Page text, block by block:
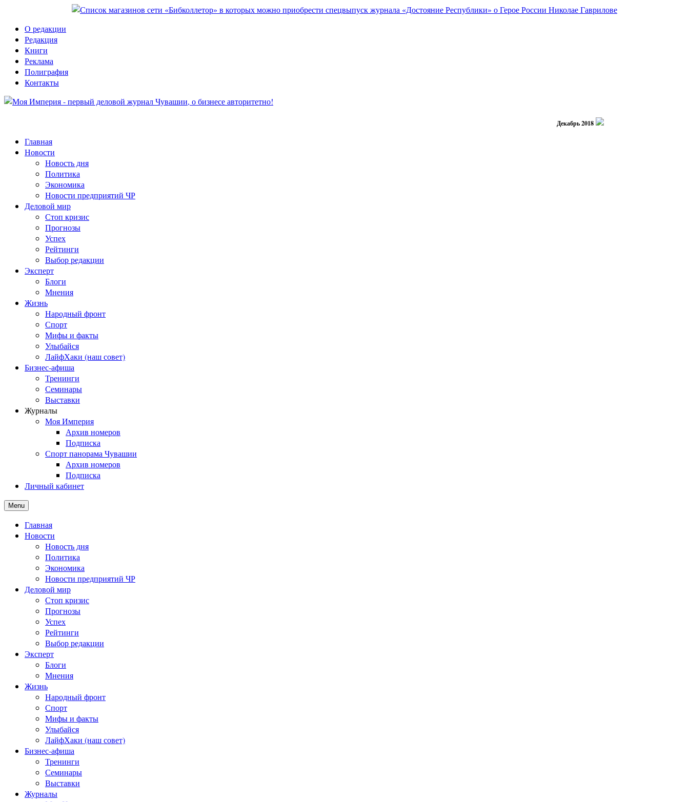
О редакции
Редакция
Книги
Реклама
Полиграфия
Контакты
Декабрь 2018
Главная
Новости
Новость дня
Политика
Экономика
Новости предприятий ЧР
Деловой мир
Стоп кризис
Прогнозы
Успех
Рейтинги
Выбор редакции
Эксперт
Блоги
Мнения
Жизнь
Народный фронт
Спорт
Мифы и факты
Улыбайся
ЛайфХаки (наш совет)
Бизнес-афиша
Тренинги
Семинары
Выставки
Журналы
Моя Империя
Архив номеров
Подписка
Спорт панорама Чувашии
Архив номеров
Подписка
Личный кабинет
Menu
Главная
Новости
Новость дня
Политика
Экономика
Новости предприятий ЧР
Деловой мир
Стоп кризис
Прогнозы
Успех
Рейтинги
Выбор редакции
Эксперт
Блоги
Мнения
Жизнь
Народный фронт
Спорт
Мифы и факты
Улыбайся
ЛайфХаки (наш совет)
Бизнес-афиша
Тренинги
Семинары
Выставки
Журналы